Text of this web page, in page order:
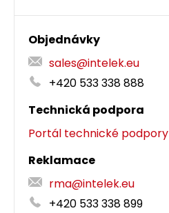
Objednávky
sales@intelek.eu
+420 533 338 888
Technická podpora
Portál technické podpory
Reklamace
rma@intelek.eu
+420 533 338 899